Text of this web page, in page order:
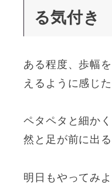
る気付き
ある程度、歩幅
えるように感じた
ペタペタと細か
然と足が前に出
明日もやってみよ